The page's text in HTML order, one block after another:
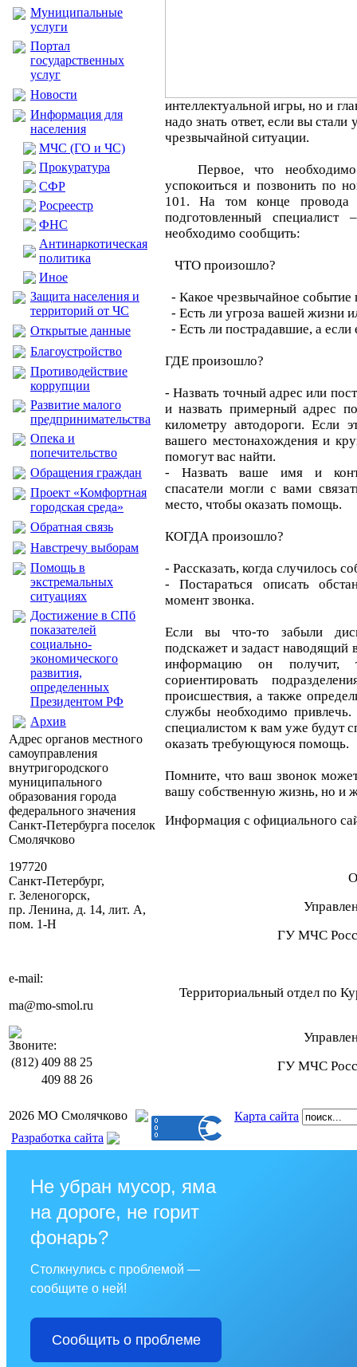
Муниципальные
услуги
Портал
государственных
услуг
Новости
Информация для
населения
МЧС (ГО и ЧС)
Прокуратура
CФР
Росреестр
ФНС
Антинаркотическая
политика
Иное
Защита населения и
территорий от ЧС
Открытые данные
Благоустройство
Противодействие
коррупции
Развитие малого
предпринимательства
Опека и
попечительство
Обращения граждан
Проект «Комфортная
городская среда»
Обратная связь
Навстречу выборам
Помощь в
экстремальных
ситуациях
Достижение в СПб
показателей
социально-
экономического
развития,
определенных
Президентом РФ
Архив
Адрес органов местного
самоуправления
внутригородского
муниципального
образования города
федерального значения
Санкт-Петербурга поселок
Смолячково
197720
Санкт-Петербург,
г. Зеленогорск,
пр. Ленина, д. 14, лит. А,
пом. 1-Н
e-mail:
ma@mo-smol.ru
Звоните:
(812) 409 88 25
409 88 26
интеллектуальной игры, но и
надо знать ответ, если вы
чрезвычайной ситуации.
Первое, что необходимо
успокоиться и позвонить по
101. На том конце провода
подготовленный
необходимо сообщить:
ЧТО произошло?
- Какое чрезвычайное
- Есть ли угроза вашей жизни
- Есть ли пострадавшие, а если
ГДЕ произошло?
- Назвать точный адрес или
и назвать примерный адрес
километру автодороги. Если
вашего местонахождения и
помогут вас найти.
- Назвать ваше имя и
спасатели могли с вами
место, чтобы оказать помощь.
КОГДА произошло?
- Рассказать, когда случилось
- Постараться описать
момент звонка.
Если вы что-то забыли
подскажет и задаст
информацию он получит,
сориентировать
происшествия, а также
службы необходимо
специалистом к вам уже будут
оказать требующуюся помощь.
Помните, что ваш звонок
вашу собственную жизнь, но и
Информация с официального
ГУ МЧС
Территориальный отдел по
ГУ МЧС
2026 МО Смолячково
Карта сайта
Разработка сайта
Не убран мусор, яма
на дороге, не горит
фонарь?
Столкнулись с проблемой —
сообщите о ней!
Сообщить о проблеме